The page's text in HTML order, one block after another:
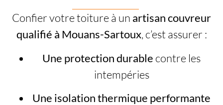
Confier votre toiture à un artisan couvreur
qualifié à Mouans-Sartoux, c’est assurer :
Une protection durable contre les
intempéries
Une isolation thermique performante